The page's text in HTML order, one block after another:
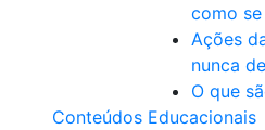
como
Ações
nunca
O que
Conteúdos Educacionais